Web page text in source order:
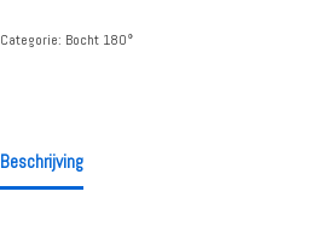
Categorie: Bocht 180°
Beschrijving